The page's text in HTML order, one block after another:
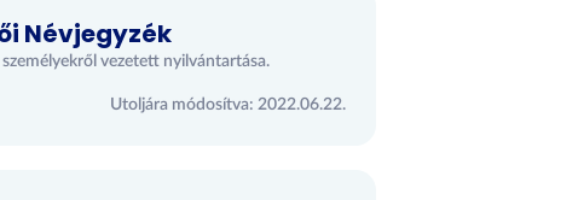
Névjegyzék
vezetett nyilvántartása.
Utoljára módosítva: 2022.06.22.